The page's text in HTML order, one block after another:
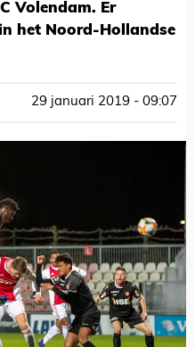
Volendam. Er
het Noord-Hollandse
29 januari 2019 - 09:07